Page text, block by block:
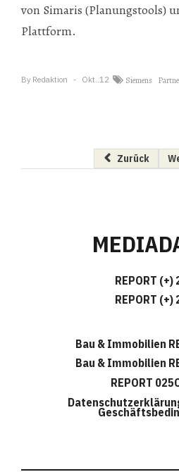
von Simaris (Planungstools)
Plattform.
By Redaktion Okt..12 Siemens
Vorheriger
Zurück
REPORT (+)
REPORT (+)
Bau & Immobilien
Bau & Immobilien
REPORT